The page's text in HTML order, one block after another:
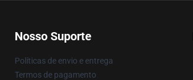
Nosso Suporte
Políticas de envio e entrega
Termos de pagamento